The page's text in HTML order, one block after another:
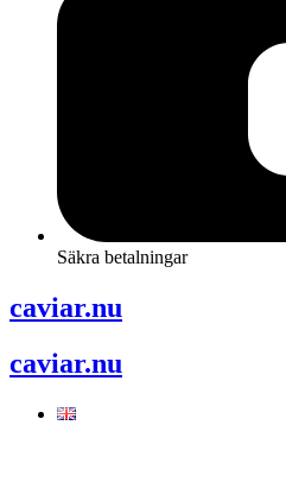
Säkra betalningar
caviar.nu
caviar.nu